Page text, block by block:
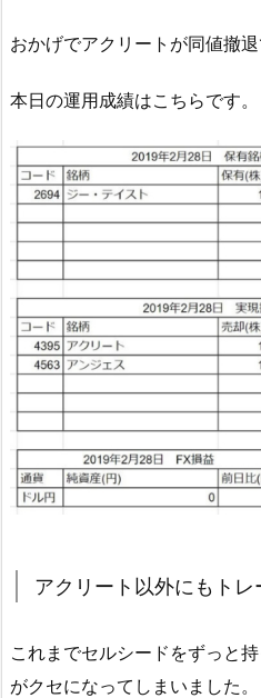
おかげでアクリートが同値撤退
本日の運用成績はこちらです。
アクリート以外にもトレ
これまでセルシードをずっと
がクセになってしまいました。